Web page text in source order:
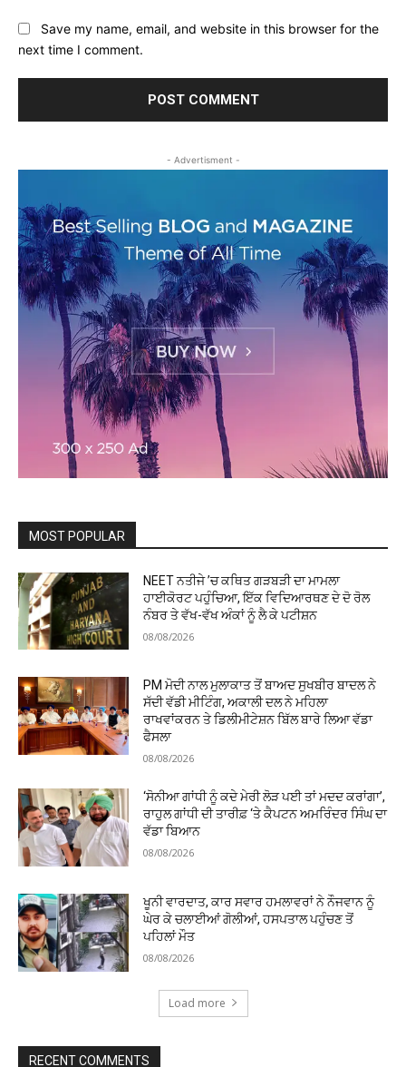
Save my name, email, and website in this browser for the
next time I comment.
- Advertisment -
MOST POPULAR
NEET ਨਤੀਜੇ ’ਚ ਕਥਿਤ ਗੜਬੜੀ ਦਾ ਮਾਮਲਾ
ਹਾਈਕੋਰਟ ਪਹੁੰਚਿਆ, ਇੱਕ ਵਿਦਿਆਰਥਣ ਦੇ ਦੋ ਰੋਲ
ਨੰਬਰ ਤੇ ਵੱਖ-ਵੱਖ ਅੰਕਾਂ ਨੂੰ ਲੈ ਕੇ ਪਟੀਸ਼ਨ
08/08/2026
PM ਮੋਦੀ ਨਾਲ ਮੁਲਾਕਾਤ ਤੋਂ ਬਾਅਦ ਸੁਖਬੀਰ ਬਾਦਲ ਨੇ
ਸੱਦੀ ਵੱਡੀ ਮੀਟਿੰਗ, ਅਕਾਲੀ ਦਲ ਨੇ ਮਹਿਲਾ
ਰਾਖਵਾਂਕਰਨ ਤੇ ਡਿਲੀਮੀਟੇਸ਼ਨ ਬਿੱਲ ਬਾਰੇ ਲਿਆ ਵੱਡਾ
ਫੈਸਲਾ
08/08/2026
‘ਸੋਨੀਆ ਗਾਂਧੀ ਨੂੰ ਕਦੇ ਮੇਰੀ ਲੋੜ ਪਈ ਤਾਂ ਮਦਦ ਕਰਾਂਗਾ’,
ਰਾਹੁਲ ਗਾਂਧੀ ਦੀ ਤਾਰੀਫ਼ ‘ਤੇ ਕੈਪਟਨ ਅਮਰਿੰਦਰ ਸਿੰਘ ਦਾ
ਵੱਡਾ ਬਿਆਨ
08/08/2026
ਖੂਨੀ ਵਾਰਦਾਤ, ਕਾਰ ਸਵਾਰ ਹਮਲਾਵਰਾਂ ਨੇ ਨੌਜਵਾਨ ਨੂੰ
ਘੇਰ ਕੇ ਚਲਾਈਆਂ ਗੋਲੀਆਂ, ਹਸਪਤਾਲ ਪਹੁੰਚਣ ਤੋਂ
ਪਹਿਲਾਂ ਮੌਤ
08/08/2026
Load more
RECENT COMMENTS